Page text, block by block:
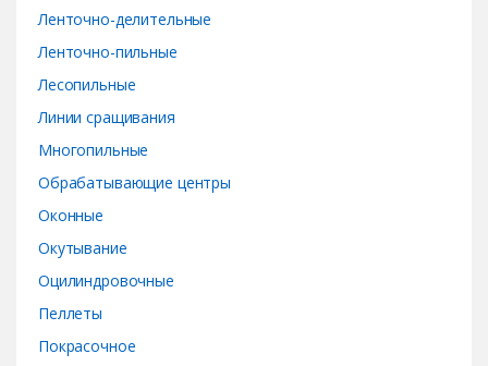
Ленточно-делительные
Ленточно-пильные
Лесопильные
Линии сращивания
Многопильные
Обрабатывающие центры
Оконные
Окутывание
Оцилиндровочные
Пеллеты
Покрасочное